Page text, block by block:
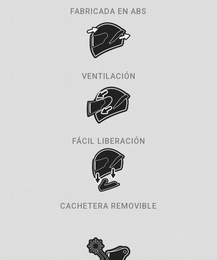
FABRICADA EN ABS
VENTILACIÓN
FÁCIL LIBERACIÓN
CACHETERA REMOVIBLE